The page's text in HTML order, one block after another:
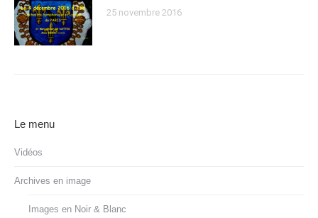
25 novembre 2016
Le menu
Vidéos
Archives en image
Images en Noir & Blanc